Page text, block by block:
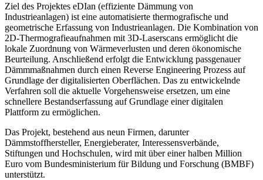
Ziel des Projektes eDIan (effiziente Dämmung von
Industrieanlagen) ist eine automatisierte thermografische und
geometrische Erfassung von Industrieanlagen. Die Kombination von
2D-Thermografieaufnahmen mit 3D-Laserscans ermöglicht die
lokale Zuordnung von Wärmeverlusten und deren ökonomische
Beurteilung. Anschließend erfolgt die Entwicklung passgenauer
Dämmmaßnahmen durch einen Reverse Engineering Prozess auf
Grundlage der digitalisierten Oberflächen. Das zu entwickelnde
Verfahren soll die aktuelle Vorgehensweise ersetzen, um eine
schnellere Bestandserfassung auf Grundlage einer digitalen
Plattform zu ermöglichen.
Das Projekt, bestehend aus neun Firmen, darunter
Dämmstoffhersteller, Energieberater, Interessensverbände,
Stiftungen und Hochschulen, wird mit über einer halben Million
Euro vom Bundesministerium für Bildung und Forschung (BMBF)
unterstützt.